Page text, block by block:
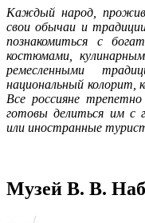
Каждый народ,
свои обычаи и
познакомиться с
костюмами,
ремесленными
национальный колорит,
Все россияне
готовы делиться им с
или иностранные
Музей В. В.